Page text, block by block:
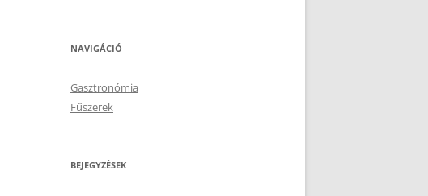
NAVIGÁCIÓ
Gasztronómia
Fűszerek
BEJEGYZÉSEK